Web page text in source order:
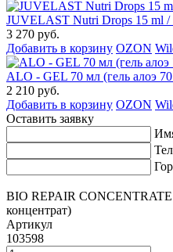
JUVELAST Nutri Drops 15 ml
3 270 руб.
Добавить в корзину OZON
ALO - GEL 70 мл (гель алоэ
2 210 руб.
Добавить в корзину OZON
Оставить заявку
BIO REPAIR
концентрат)
Артикул
103598